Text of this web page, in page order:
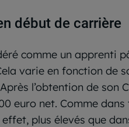
début de carrière
comme un apprenti
varie en fonction de
l’obtention de son
euro net. Comme
plus élevés que